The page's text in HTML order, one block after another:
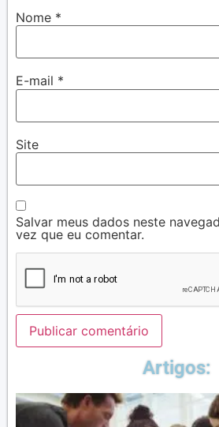
Nome *
E-mail *
Site
Salvar meus dados neste
vez que eu comentar.
Artigos: